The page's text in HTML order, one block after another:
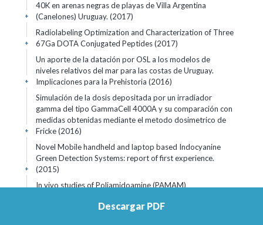
40K en arenas negras de playas de Villa Argentina
(Canelones) Uruguay. (2017)
+
Radiolabeling Optimization and Characterization of Three
67Ga DOTA Conjugated Peptides (2017)
+
Un aporte de la datación por OSL a los modelos de
niveles relativos del mar para las costas de Uruguay.
Implicaciones para la Prehistoria (2016)
+
Simulación de la dosis depositada por un irradiador
gamma del tipo GammaCell 4000A y su comparación con
medidas obtenidas mediante el metodo dosimetrico de
Fricke (2016)
+
Novel Mobile handheld and laptop based Indocyanine
Green Detection Systems: report of first experience.
(2015)
+
In vivo studies of Poliamidoamine (PAMAM)
model as a nano-carrier of anti-tumor drugs (2011)
Descargar PDF